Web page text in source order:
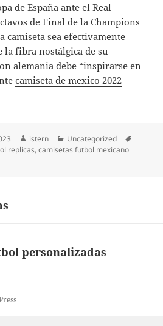
de España ante el Real
de Final de la Champions
camiseta sea efectivamente
la fibra nostálgica de su
alemania debe “inspirarse en
camiseta de mexico 2022
Autor
istern Categorías
Uncategorized
replicas,camisetas futbol mexicano
personalizadas